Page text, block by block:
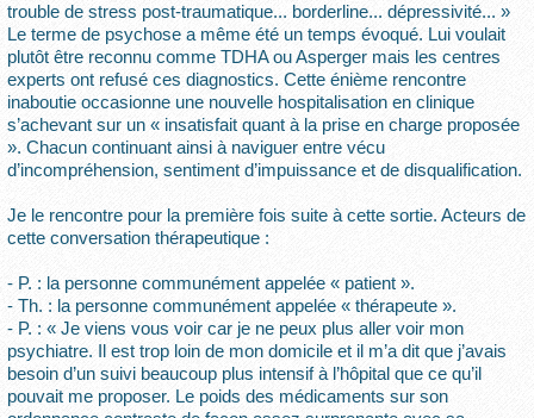
trouble de stress post-traumatique... borderline... dépressivité... »
Le terme de psychose a même été un temps évoqué. Lui voulait
plutôt être reconnu comme TDHA ou Asperger mais les centres
experts ont refusé ces diagnostics. Cette énième rencontre
inaboutie occasionne une nouvelle hospitalisation en clinique
s’achevant sur un « insatisfait quant à la prise en charge proposée
». Chacun continuant ainsi à naviguer entre vécu
d’incompréhension, sentiment d’impuissance et de disqualification.
Je le rencontre pour la première fois suite à cette sortie. Acteurs de
cette conversation thérapeutique :
- P. : la personne communément appelée « patient ».
- Th. : la personne communément appelée « thérapeute ».
- P. : « Je viens vous voir car je ne peux plus aller voir mon
psychiatre. Il est trop loin de mon domicile et il m’a dit que j’avais
besoin d’un suivi beaucoup plus intensif à l’hôpital que ce qu’il
pouvait me proposer. Le poids des médicaments sur son